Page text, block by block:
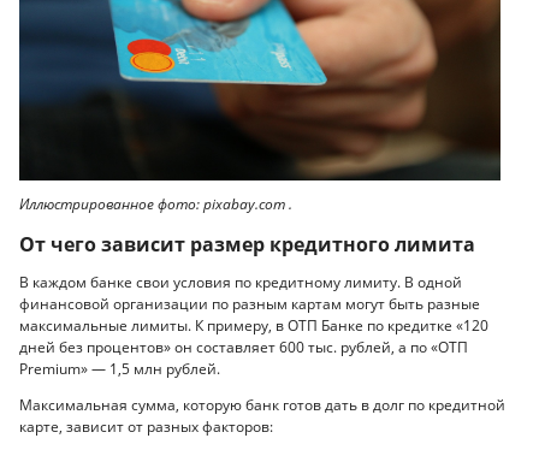
Иллюстрированное фото: pixabay.com .
От чего зависит размер кредитного лимита
В каждом банке свои условия по кредитному лимиту. В одной
финансовой организации по разным картам могут быть разные
максимальные лимиты. К примеру, в ОТП Банке по кредитке «120
дней без процентов» он составляет 600 тыс. рублей, а по «ОТП
Premium» — 1,5 млн рублей.
Максимальная сумма, которую банк готов дать в долг по кредитной
карте, зависит от разных факторов: